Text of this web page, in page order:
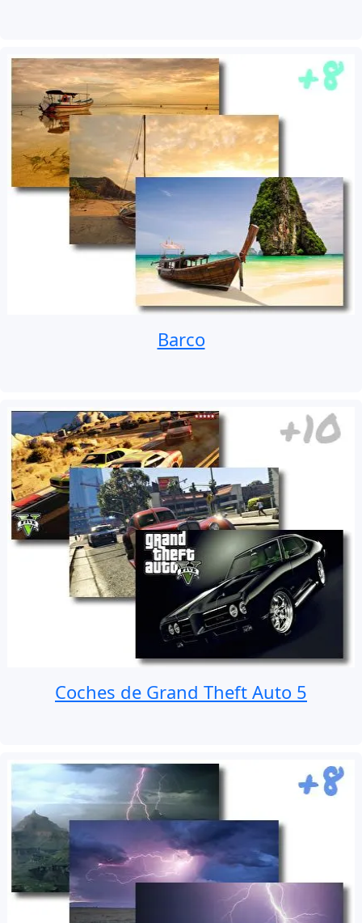
Barco
Coches de Grand Theft Auto 5